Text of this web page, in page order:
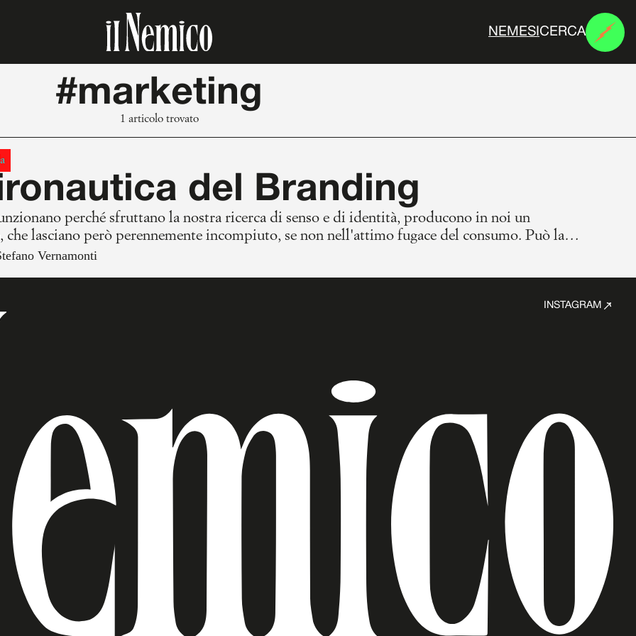
N E M ES CERCA
#marketing
1 articolo trovato
del Branding
perché sfruttano la nostra ricerca di senso e di identità, producono in noi un
che lasciano però perennemente incompiuto, se non nell'attimo fugace del consumo. Può la
sogno lucido insegnarci a trasformare il brand in una cabina di prova dei nostri desideri?
Vernamonti
INSTAGRAM